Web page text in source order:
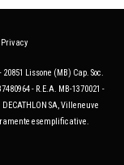
Privacy
Lissone (MB) Cap. Soc.
- R.E.A. MB-1370021 -
SA, Villeneuve
esemplificative.